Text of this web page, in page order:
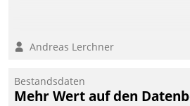
Andreas Lerchner
Bestandsdaten
Mehr Wert auf den